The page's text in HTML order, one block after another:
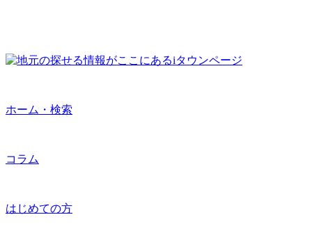
ホーム・検索
コラム
はじめての方